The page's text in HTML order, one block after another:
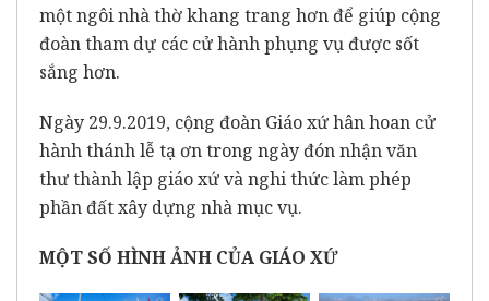
một ngôi nhà thờ khang trang hơn để giúp cộng
đoàn tham dự các cử hành phụng vụ được sốt
sắng hơn.
Ngày 29.9.2019, cộng đoàn Giáo xứ hân hoan cử
hành thánh lễ tạ ơn trong ngày đón nhận văn
thư thành lập giáo xứ và nghi thức làm phép
phần đất xây dựng nhà mục vụ.
MỘT SỐ HÌNH ẢNH CỦA GIÁO XỨ